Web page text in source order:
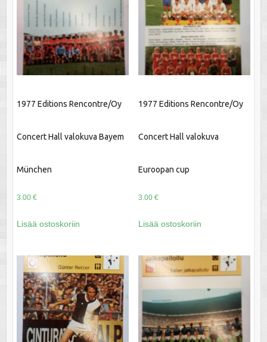
1977 Editions Rencontre/Oy
Concert Hall valokuva Bayem
München
3.00 €
Lisää ostoskoriin
1977 Editions Rencontre/Oy
Concert Hall valokuva
Euroopan cup
3.00 €
Lisää ostoskoriin